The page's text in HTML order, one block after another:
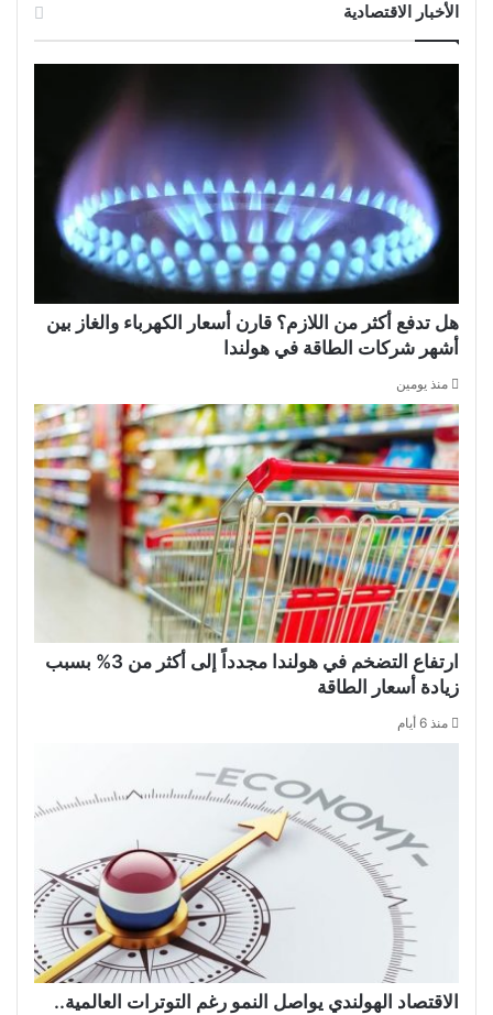
الأخبار الاقتصادية
هل تدفع أكثر من اللازم؟ قارن أسعار الكهرباء والغاز بين
أشهر شركات الطاقة في هولندا
منذ يومين
ارتفاع التضخم في هولندا مجدداً إلى أكثر من 3% بسبب
زيادة أسعار الطاقة
منذ 6 أيام
الاقتصاد الهولندي يواصل النمو رغم التوترات العالمية..